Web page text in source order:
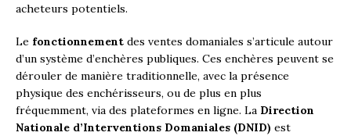
acheteurs potentiels.
Le fonctionnement des ventes domaniales s’articule autour
d’un système d’enchères publiques. Ces enchères peuvent se
dérouler de manière traditionnelle, avec la présence
physique des enchérisseurs, ou de plus en plus
fréquemment, via des plateformes en ligne. La Direction
Nationale d’Interventions Domaniales (DNID) est